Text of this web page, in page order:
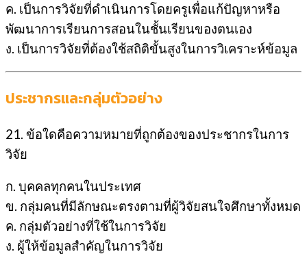
ค. เป็นการวิจัยที่ดำเนินการโดยครูเพื่อแก้ปัญหาหรือ
พัฒนาการเรียนการสอนในชั้นเรียนของตนเอง
ง. เป็นการวิจัยที่ต้องใช้สถิติขั้นสูงในการวิเคราะห์ข้อมูล
ประชากรและกลุ่มตัวอย่าง
21. ข้อใดคือความหมายที่ถูกต้องของประชากรในการ
วิจัย
ก. บุคคลทุกคนในประเทศ
ข. กลุ่มคนที่มีลักษณะตรงตามที่ผู้วิจัยสนใจศึกษาทั้งหมด
ค. กลุ่มตัวอย่างที่ใช้ในการวิจัย
ง. ผู้ให้ข้อมูลสำคัญในการวิจัย